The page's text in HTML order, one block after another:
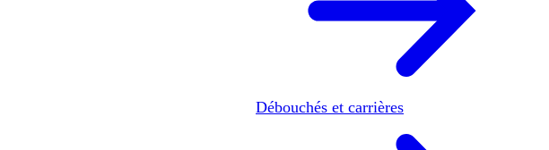
Débouchés et carrières